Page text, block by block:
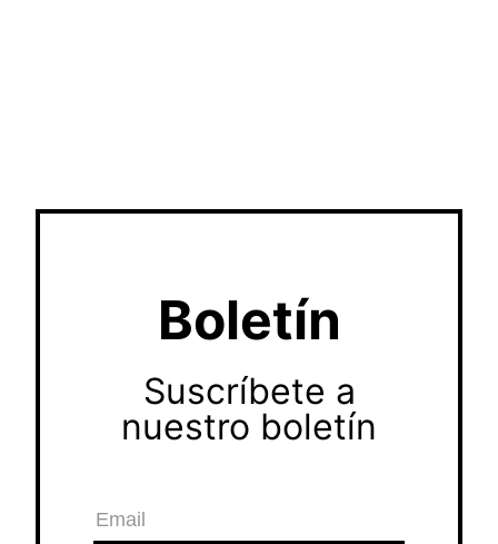
Boletín
Suscríbete a
nuestro boletín